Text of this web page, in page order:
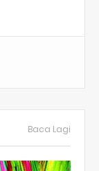
Baca Lagi